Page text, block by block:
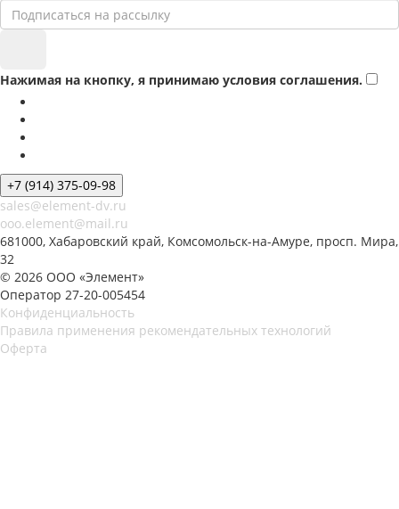
Нажимая на кнопку, я принимаю условия соглашения.
+7 (914) 375-09-98
sales@element-dv.ru
ooo.element@mail.ru
681000, Хабаровский край, Комсомольск-на-Амуре, просп. Мира,
32
© 2026 ООО «Элемент»
Оператор 27-20-005454
Конфиденциальность
Правила применения рекомендательных технологий
Оферта